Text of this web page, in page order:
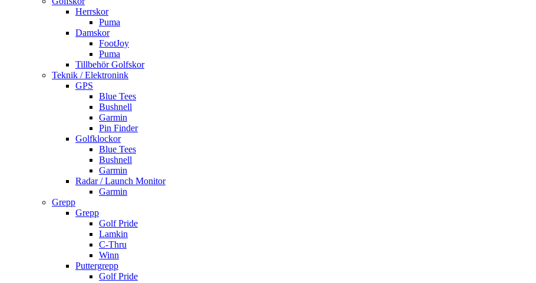
Herrskor
Puma
Damskor
FootJoy
Puma
Tillbehör Golfskor
Teknik / Elektronink
GPS
Blue Tees
Bushnell
Garmin
Pin Finder
Golfklockor
Blue Tees
Bushnell
Garmin
Radar / Launch Monitor
Garmin
Grepp
Grepp
Golf Pride
Lamkin
C-Thru
Winn
Puttergrepp
Golf Pride